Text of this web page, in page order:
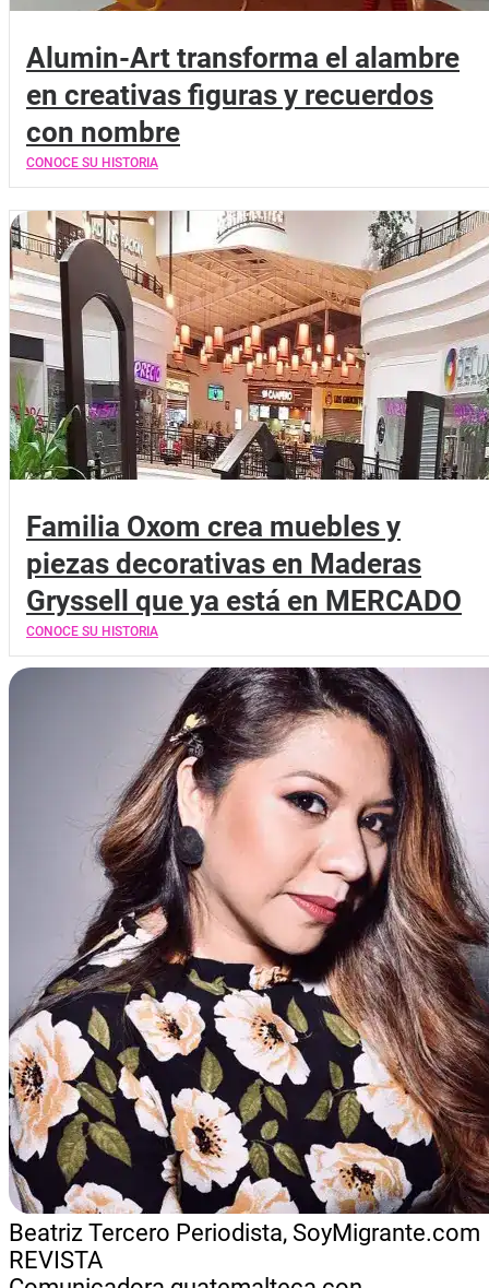
Alumin-Art transforma el alambre
en creativas figuras y recuerdos
con nombre
CONOCE SU HISTORIA
Familia Oxom crea muebles y
piezas decorativas en Maderas
Gryssell que ya está en MERCADO
CONOCE SU HISTORIA
Beatriz Tercero Periodista, SoyMigrante.com
REVISTA